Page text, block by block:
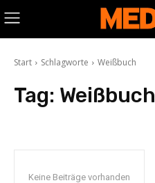
Start Schlagworte Weißbuch
Tag: Weißbuch
Keine Beiträge vorhanden